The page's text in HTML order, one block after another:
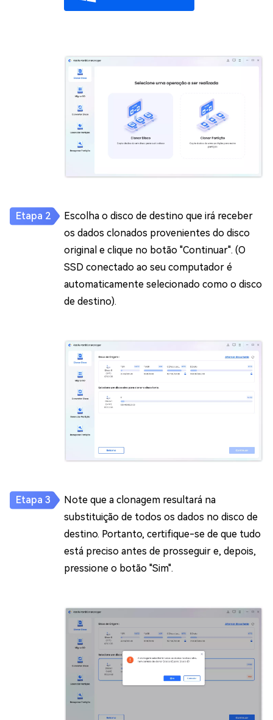
Escolha o disco de destino que irá receber
os dados clonados provenientes do disco
original e clique no botão "Continuar". (O
SSD conectado ao seu computador é
automaticamente selecionado como o disco
de destino).
Note que a clonagem resultará na
substituição de todos os dados no disco de
destino. Portanto, certifique-se de que tudo
está preciso antes de prosseguir e, depois,
pressione o botão "Sim".